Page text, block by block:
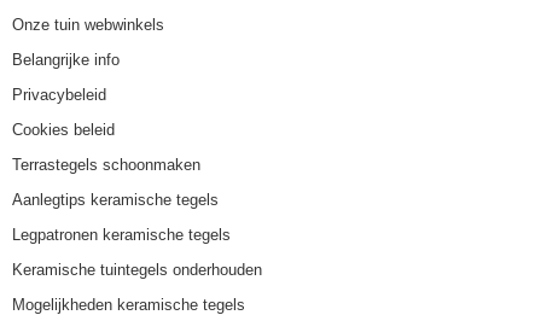
Onze tuin webwinkels
Belangrijke info
Privacybeleid
Cookies beleid
Terrastegels schoonmaken
Aanlegtips keramische tegels
Legpatronen keramische tegels
Keramische tuintegels onderhouden
Mogelijkheden keramische tegels